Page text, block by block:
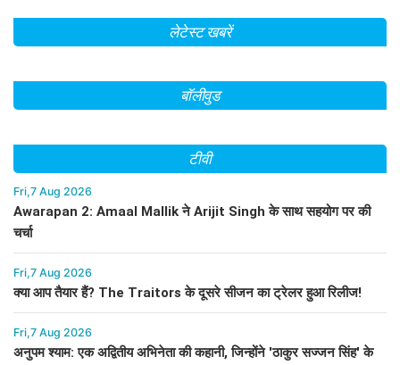
लेटेस्ट खबरें
बॉलीवुड
टीवी
Fri,7 Aug 2026
Awarapan 2: Amaal Mallik ने Arijit Singh के साथ सहयोग पर की
चर्चा
Fri,7 Aug 2026
क्या आप तैयार हैं? The Traitors के दूसरे सीजन का ट्रेलर हुआ रिलीज!
Fri,7 Aug 2026
अनुपम श्याम: एक अद्वितीय अभिनेता की कहानी, जिन्होंने 'ठाकुर सज्जन सिंह' के